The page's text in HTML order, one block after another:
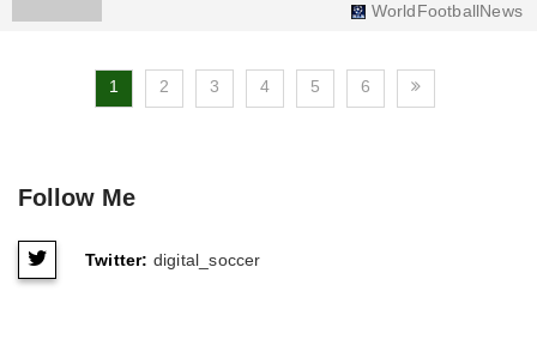
WorldFootballNews
1 2 3 4 5 6
Follow Me
Twitter: digital_soccer